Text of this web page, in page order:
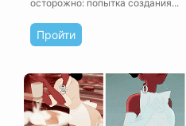
осторожно: попытка создания...
Пройти